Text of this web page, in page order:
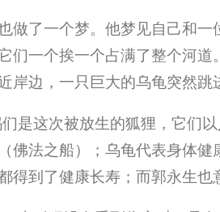
做了一个梦。他梦见自己和
们一个挨一个占满了整个河
边，一只巨大的乌龟突然跳
是这次被放生的狐狸，它们
佛法之船）；乌龟代表身体
得到了健康长寿；而郭永生